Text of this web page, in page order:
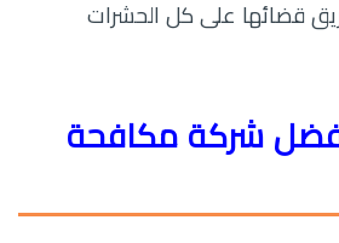
قضائها على كل الحشرات
افضل شركة مكافحة